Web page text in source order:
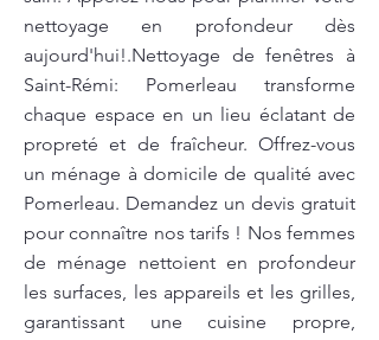
nettoyage en profondeur dès
aujourd'hui!.Nettoyage de fenêtres à
Saint-Rémi: Pomerleau transforme
chaque espace en un lieu éclatant de
propreté et de fraîcheur. Offrez-vous
un ménage à domicile de qualité avec
Pomerleau. Demandez un devis gratuit
pour connaître nos tarifs ! Nos femmes
de ménage nettoient en profondeur
les surfaces, les appareils et les grilles,
garantissant une cuisine propre,